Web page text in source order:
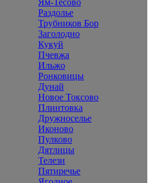
Ям-Тесово
Раздолье
Трубников Бор
Заголодно
Кукуй
Пчевжа
Ильжо
Ронковицы
Дунай
Новое Токсово
Плинтовка
Дружноселье
Иконово
Пулково
Дятлицы
Телези
Пятиречье